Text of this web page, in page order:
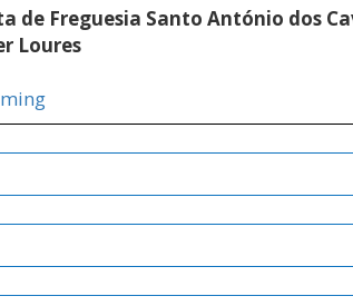
de Freguesia Santo António dos
Loures